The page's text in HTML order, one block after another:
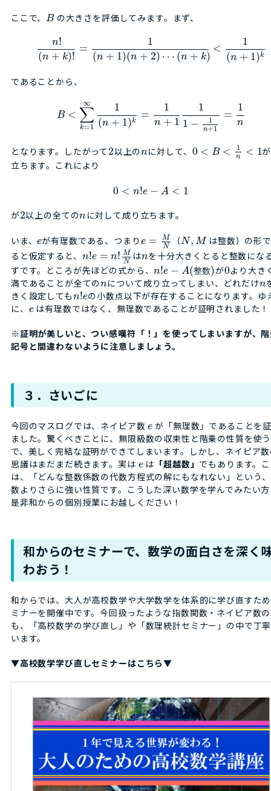
ここで、 Bの大きさを評価してみます。まず、
n!
(n + k)!
=
1
(n + 1)(n + 2) ⋯ (n + k)
<
1
(n + 1)k
であることから、
B < ∑
k=1
∞
1
(n + 1)k
=
1
n + 1
1
1 − 1
n+1
=
1
n
となります。したがって 2以上のnに対して、 0 < B < 1
n < 1
立ちます。これにより
0 < n!e − A < 1
が2以上の全てのn に対して成り立ちます。
いま、eが有理数である、つまり e =
M
N
（N, Mは整数）の形
ると仮定すると、 n!e = n! M
N
はnを十分大きくとると整数にな
ずです。ところが先ほどの式から、n!e − A(整数)が0より大き
満であることが全てのnについて成り立ってしまい、どれだけn
きく設定してもn!eの小数点以下が存在することになります。ゆ
に、 eは有理数ではなく、無理数であることが証明されました！
※証明が美しいと、つい感嘆符「！」を使ってしまいますが、
記号と間違わないように注意しましょう。
３．さいごに
今回のマスログでは、ネイピア数e が「無理数」であることを
ました。驚くべきことに、無限級数の収束性と階乗の性質を使
で、美しく完結な証明ができてしまいます。しかし、ネイピア
思議はまだまだ続きます。実は eは 「超越数」 でもあります。
は、「どんな整数係数の代数方程式の解にもなれない」という
数よりさらに強い性質です。こうした深い数学を学んでみたい
是非和からの個別授業にお越しください！
和からのセミナーで、数学の面白さを深く
わおう！
和からでは、大人が高校数学や大学数学を体系的に学び直すた
ミナーを開催中です。今回扱ったような指数関数・ネイピア数
も、「高校数学の学び直し」や「数理統計セミナー」の中で丁
います。
▼高校数学学び直しセミナーはこちら▼